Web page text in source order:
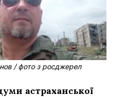
/ фото з росджерел
астраханської